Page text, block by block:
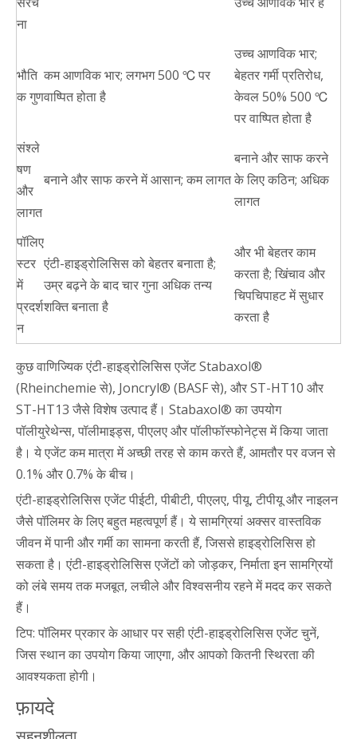
ना
भौति
क गुण
कम आणविक भार; लगभग 500 ℃ पर
वाष्पित होता है
उच्च आणविक भार;
बेहतर गर्मी प्रतिरोध,
केवल 50% 500 ℃
पर वाष्पित होता है
संश्ले
षण
और
लागत
बनाने और साफ करने में आसान; कम लागत
बनाने और साफ करने
के लिए कठिन; अधिक
लागत
पॉलिए
स्टर
में
प्रदर्श
न
एंटी-हाइड्रोलिसिस को बेहतर बनाता है;
उम्र बढ़ने के बाद चार गुना अधिक तन्य
शक्ति बनाता है
और भी बेहतर काम
करता है; खिंचाव और
चिपचिपाहट में सुधार
करता है
कुछ वाणिज्यिक एंटी-हाइड्रोलिसिस एजेंट Stabaxol®
(Rheinchemie से), Joncryl® (BASF से), और ST-HT10 और
ST-HT13 जैसे विशेष उत्पाद हैं। Stabaxol® का उपयोग
पॉलीयुरेथेन्स, पॉलीमाइड्स, पीएलए और पॉलीफॉस्फोनेट्स में किया जाता
है। ये एजेंट कम मात्रा में अच्छी तरह से काम करते हैं, आमतौर पर वजन से
0.1% और 0.7% के बीच।
एंटी-हाइड्रोलिसिस एजेंट पीईटी, पीबीटी, पीएलए, पीयू, टीपीयू और नाइलन
जैसे पॉलिमर के लिए बहुत महत्वपूर्ण हैं। ये सामग्रियां अक्सर वास्तविक
जीवन में पानी और गर्मी का सामना करती हैं, जिससे हाइड्रोलिसिस हो
सकता है। एंटी-हाइड्रोलिसिस एजेंटों को जोड़कर, निर्माता इन सामग्रियों
को लंबे समय तक मजबूत, लचीले और विश्वसनीय रहने में मदद कर सकते
हैं।
टिप: पॉलिमर प्रकार के आधार पर सही एंटी-हाइड्रोलिसिस एजेंट चुनें,
जिस स्थान का उपयोग किया जाएगा, और आपको कितनी स्थिरता की
आवश्यकता होगी।
फ़ायदे